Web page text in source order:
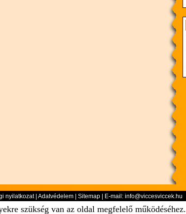
nyilatkozat| Adatvédelem Sitemap | E-mail: info@viccesviccek.hu
szükség van az oldal megfelelő működéséhez.